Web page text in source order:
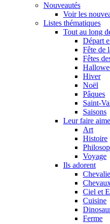
Nouveautés
Voir les
Listes thématiques
Tout au long
Départ
Fête de
Fêtes
Hiver
Noël
Pâques
Saint-
Saisons
Leur faire
Art
Histoire
Voyage
Ils adorent
Ciel et
Cuisine
Ferme